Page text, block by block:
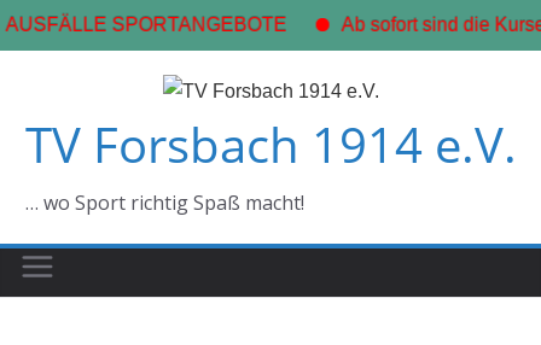
SPORTANGEBOTE Ab sofort sind die
springen
TV Forsbach 1914 e.V.
… wo Sport richtig Spaß macht!